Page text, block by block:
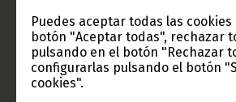
Puedes aceptar todas las
botón "Aceptar todas", rechazar
pulsando en el botón "Rechazar
configurarlas pulsando el botón
cookies".